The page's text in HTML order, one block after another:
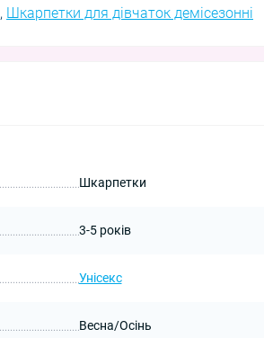
, Шкарпетки для дівчаток демісезонні
Шкарпетки
3-5 років
Унісекс
Весна/Осінь